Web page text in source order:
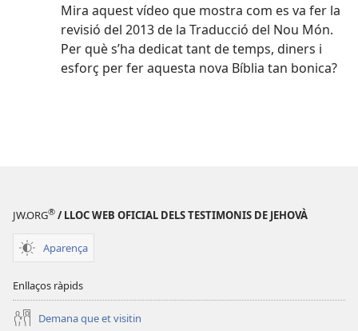
Mira aquest vídeo que mostra com es va fer la
revisió del 2013 de la Traducció del Nou Món.
Per què s’ha dedicat tant de temps, diners i
esforç per fer aquesta nova Bíblia tan bonica?
JW.ORG® / LLOC WEB OFICIAL DELS TESTIMONIS DE JEHOVÀ
Aparença
Enllaços ràpids
Demana que et visitin